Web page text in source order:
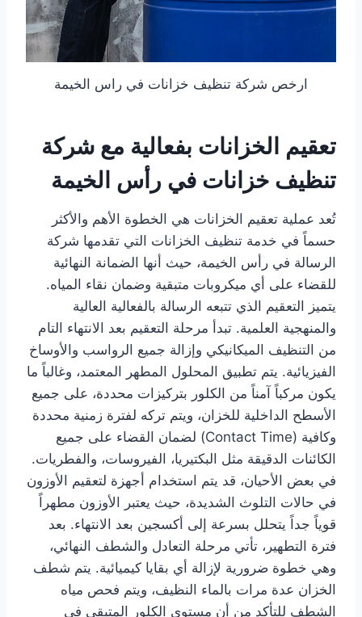
ارخص شركة تنظيف خزانات في راس الخيمة
تعقيم الخزانات بفعالية مع شركة
تنظيف خزانات في رأس الخيمة
تُعد عملية تعقيم الخزانات هي الخطوة الأهم والأكثر
حسماً في خدمة تنظيف الخزانات التي تقدمها شركة
الرسالة في رأس الخيمة، حيث أنها الضمانة النهائية
للقضاء على أي ميكروبات متبقية وضمان نقاء المياه.
يتميز التعقيم الذي تتبعه الرسالة بالفعالية العالية
والمنهجية العلمية. تبدأ مرحلة التعقيم بعد الانتهاء التام
من التنظيف الميكانيكي وإزالة جميع الرواسب والأوساخ
الفيزيائية. يتم تطبيق المحلول المطهر المعتمد، وغالباً ما
يكون مركباً آمناً من الكلور بتركيزات محددة، على جميع
الأسطح الداخلية للخزان، ويتم تركه لفترة زمنية محددة
وكافية (Contact Time) لضمان القضاء على جميع
الكائنات الدقيقة مثل البكتيريا، الفيروسات، والفطريات.
في بعض الأحيان، قد يتم استخدام أجهزة لتعقيم الأوزون
في حالات التلوث الشديدة، حيث يعتبر الأوزون مطهراً
قوياً جداً يتحلل بسرعة إلى أكسجين بعد الانتهاء. بعد
فترة التطهير، تأتي مرحلة التعادل والشطف النهائي،
وهي خطوة ضرورية لإزالة أي بقايا كيميائية. يتم شطف
الخزان عدة مرات بالماء النظيف، ويتم فحص مياه
الشطف للتأكد من أن مستوى الكلور المتبقي في